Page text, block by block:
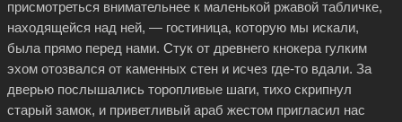
присмотреться внимательнее к маленькой ржавой табличке,
находящейся над ней, — гостиница, которую мы искали,
была прямо перед нами. Стук от древнего кнокера гулким
эхом отозвался от каменных стен и исчез где-товдали. За
дверью послышались торопливые шаги, тихо скрипнул
старый замок, и приветливый араб жестом пригласил нас